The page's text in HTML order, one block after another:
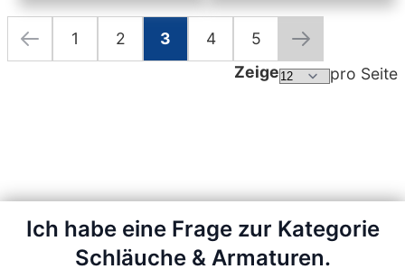
SeiteSeite
ZurückSeite
1 Seite
2 Sie lesen gerade die Seite
3 Seite
4 Seite
5 Seite
Weiter
Zeige
pro Seite
Ich habe eine Frage zur Kategorie
Schläuche & Armaturen.